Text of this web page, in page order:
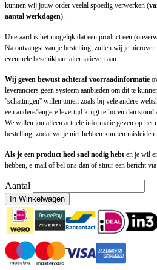
kunnen wij jouw order veelal spoedig verwerken (
aantal werkdagen).
Uiteraard is het mogelijk dat een product een
Na ontvangst van je bestelling, zullen wij je
eventuele beschikbare alternatieven aan.
Wij geven bewust achteraf voorraadinformatie
leveranciers geen systeem aanbieden om dit te
''schattingen'' willen tonen zoals bij vele andere
een andere/langere levertijd krijgt te horen dan stond
We willen jou alleen actuele informatie geven op het
bestelling, zodat we je niet hebben kunnen misleiden
Als je een product heel snel nodig hebt en je wil
hebben, e-mail of bel ons dan of stuur een bericht
Aantal
In Winkelwagen